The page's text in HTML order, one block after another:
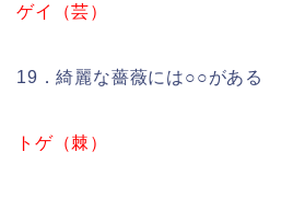
ゲイ（芸）
19．綺麗な薔薇には○○がある
トゲ（棘）